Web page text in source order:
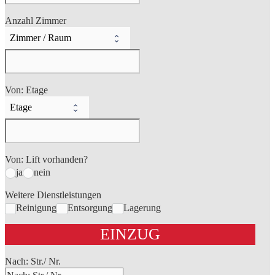
Anzahl Zimmer
Von: Etage
Von: Lift vorhanden?
ja
nein
Weitere Dienstleistungen
Reinigung
Entsorgung Lagerung
EINZUG
Nach: Str./ Nr.